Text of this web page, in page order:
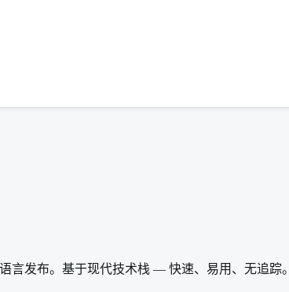
言发布。基于现代技术栈 — 快速、易用、无追踪。